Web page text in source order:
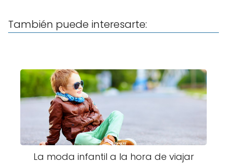
También puede interesarte:
La moda infantil a la hora de viajar